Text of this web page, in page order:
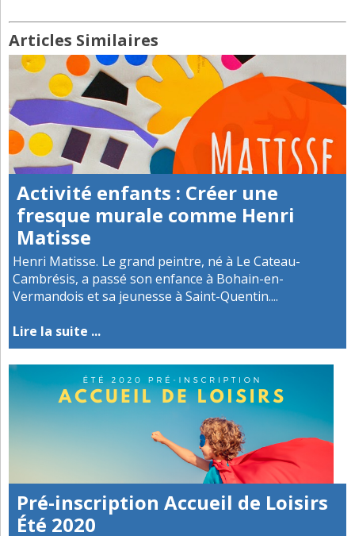
Articles Similaires
Activité enfants : Créer une
fresque murale comme Henri
Matisse
Henri Matisse. Le grand peintre, né à Le Cateau-
Cambrésis, a passé son enfance à Bohain-en-
Vermandois et sa jeunesse à Saint-Quentin....
Lire la suite ...
Pré-inscription Accueil de Loisirs
Été 2020